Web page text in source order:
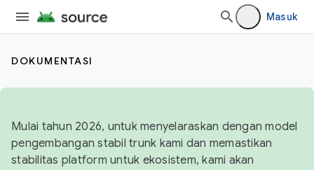
Masuk
DOKUMENTASI
Mulai tahun 2026, untuk menyelaraskan dengan model
pengembangan stabil trunk kami dan memastikan
stabilitas platform untuk ekosistem, kami akan